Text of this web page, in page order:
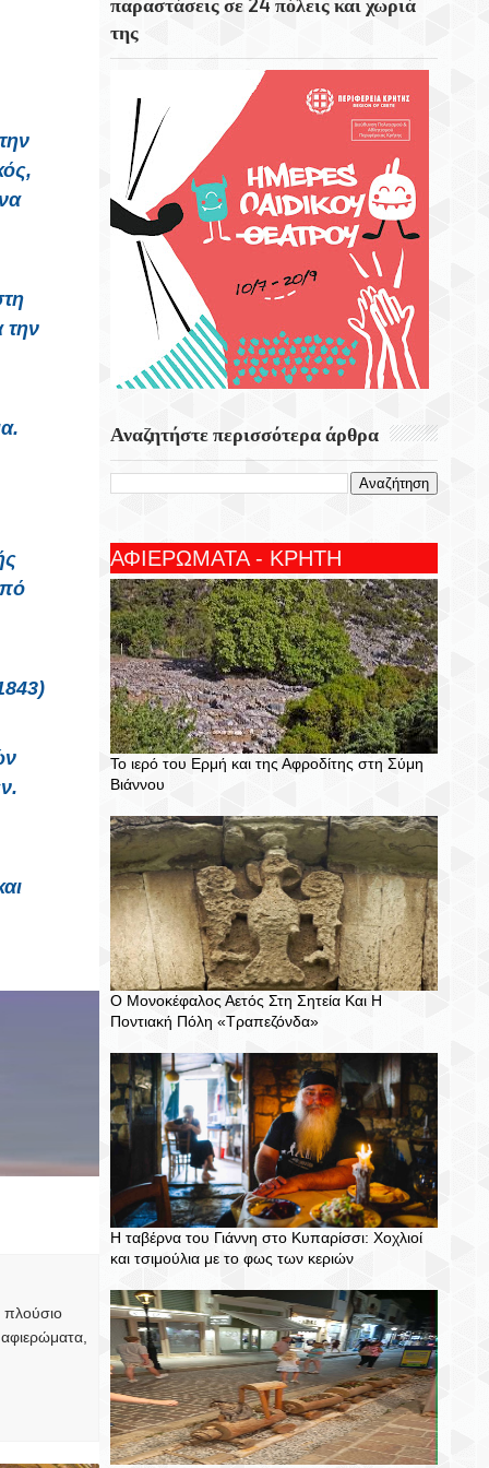
την
W
E
E
H
A
R
I
N
I
O
M
M
T
πλούσιο
Το Εκκλησάκι Του Τιμίου Σταυρού Στο
Στρούμπουλα
6 Αυγούστου 1999 Φεύγει Απο Την Ζωή Η
Ρίτα Σακελαρίου
Eορτή Της Μεταμόρφωσης Του Σωτήρος
παραστάσεις σε 24 πόλεις και χωριά
της
Αναζητήστε περισσότερα άρθρα
ΑΦΙΕΡΩΜΑΤΑ - ΚΡΗΤΗ
Το ιερό του Ερμή και της Αφροδίτης στη Σύμη
Βιάννου
Ο Μονοκέφαλος Αετός Στη Σητεία Και Η
Ποντιακή Πόλη «Τραπεζόνδα»
Η ταβέρνα του Γιάννη στο Κυπαρίσσι: Χοχλιοί
και τσιμούλια με το φως των κεριών